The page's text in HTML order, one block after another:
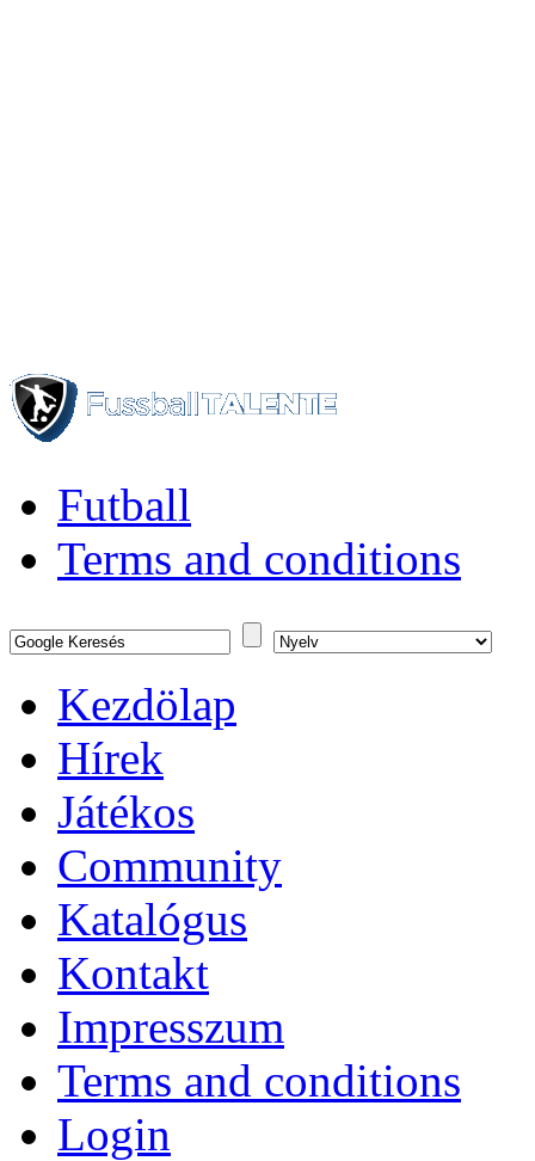
Futball
Terms and conditions
Kezdölap
Hírek
Játékos
Community
Katalógus
Kontakt
Impresszum
Terms and conditions
Login